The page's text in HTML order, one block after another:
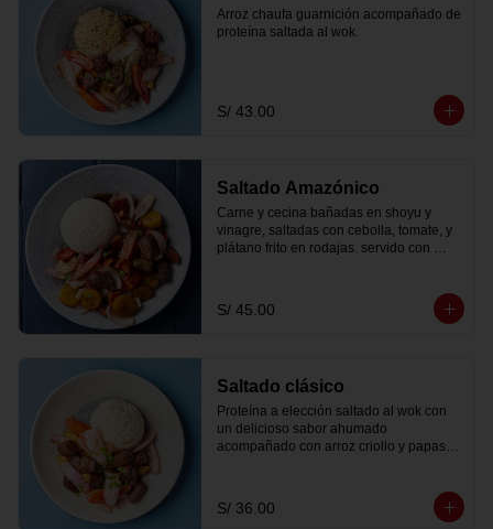
Arroz chaufa guarnición acompañado de
proteína saltada al wok.
S/ 43.00
Saltado Amazónico
Carne y cecina bañadas en shoyu y
vinagre, saltadas con cebolla, tomate, y
plátano frito en rodajas. servido con
S/ 45.00
Saltado clásico
Proteína a elección saltado al wok con
un delicioso sabor ahumado
acompañado con arroz criollo y papas
S/ 36.00